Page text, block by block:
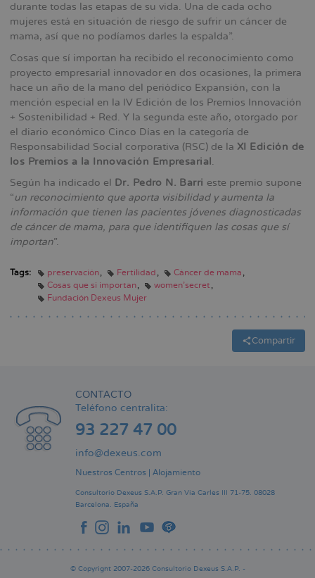
durante todas las etapas de su vida. Una de cada ocho
mujeres está en situación de riesgo de sufrir un cáncer de
mama, así que no podíamos darles la espalda”.
Cosas que sí importan ha recibido el reconocimiento como
proyecto empresarial innovador en dos ocasiones, la primera
hace un año de la mano del periódico Expansión, con la
mención especial en la IV Edición de los Premios Innovación
+ Sostenibilidad + Red. Y la segunda este año, otorgado por
el diario económico Cinco Días en la categoría de
Responsabilidad Social corporativa (RSC) de la XI Edición de
los Premios a la Innovación Empresarial .
Según ha indicado el Dr. Pedro N. Barri este premio supone
“un reconocimiento que aporta visibilidad y aumenta la
información que tienen las pacientes jóvenes diagnosticadas
de cáncer de mama, para que identifiquen las cosas que sí
importan”.
Tags: preservación Fertilidad
Cáncer de mama
Cosas que si importan
women'secret
Fundación Dexeus Mujer
Compartir
CONTACTO
Teléfono centralita:
93 227 47 00
info@dexeus.com
Nuestros Centros | Alojamiento
Consultorio Dexeus S.A.P. Gran Via Carles III 71-75. 08028
Barcelona. España
© Copyright 2007-2026 Consultorio Dexeus S.A.P. -